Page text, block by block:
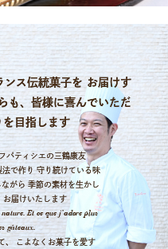
ンス伝統菓子をお届けす
も、皆様に喜んでいただ
目指します
パティシエの三鶴康友
で作り守り続けている味
ながら季節の素材を生かし
お届けいたします
nature. Et ce que j’adore plus
gâteaux.
、
こよなくお菓子を愛す